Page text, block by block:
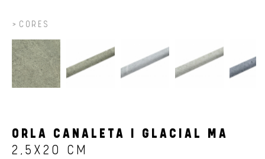
CORES
ORLA CANALETA I GLACIAL MA
2,5X20 CM